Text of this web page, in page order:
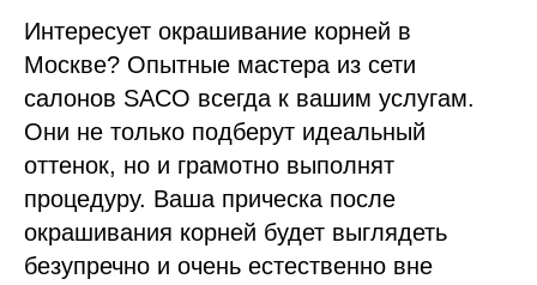
Интересует окрашивание корней в
Москве? Опытные мастера из сети
салонов SACO всегда к вашим услугам.
Они не только подберут идеальный
оттенок, но и грамотно выполнят
процедуру. Ваша прическа после
окрашивания корней будет выглядеть
безупречно и очень естественно вне